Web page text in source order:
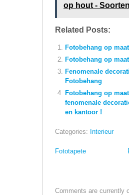
op hout -
Related Posts:
Fotobehang op maat
Fotobehang op maat
Fenomenale
Fotobehang
Fotobehang op
fenomenale
en kantoor !
Categories: Interieur
Fototapete
Comments are currently